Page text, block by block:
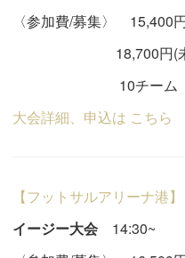
〈参加費/募集〉 15,400
18,700円(未登
10チーム
大会詳細、申込は こちら
【フットサルアリーナ港】
イージー大会 14:30~